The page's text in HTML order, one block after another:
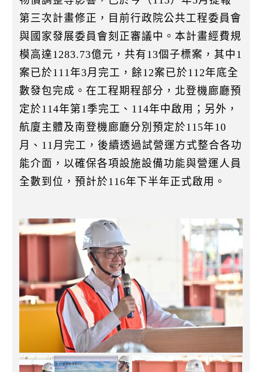
第三次計畫修正，目前行政院公共工程委員會
與國家發展委員會刻正審議中。本計畫經費規
模高達1283.73億元，共有13個子標案，其中1
案已於111年3月完工，餘12案已於112年底全
數發包完成。在工程期程部分，北登機廊廳預
定於114年第1季完工、114年中啟用；另外，
航廈主體及南登機廊廳分別預定於115年10
月、11月完工，後續透過試營運方式整合各功
能介面，以確保各項設施設備功能與營運人員
全數到位，預計於116年下半年正式啟用。